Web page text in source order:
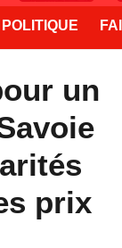
POLITIQUE
un
prix